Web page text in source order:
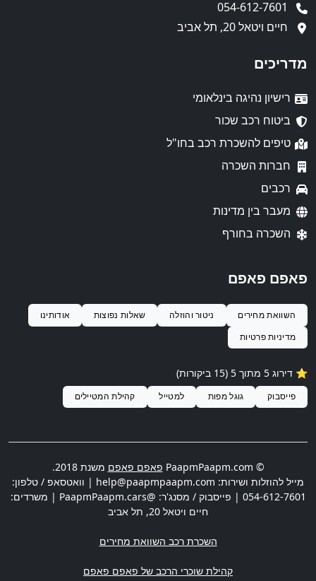
חיים ויטאל 20, תל אביב
מדריכים
רישיון נהיגה בינלאומי
ביטוח רכב שכור
טיפים להשכרת רכב בחו"ל
חברות השכרה
רכבים
מעבר בין מדינות
השכרה בחורף
פאפם פאפם
השוואת מחירים ניטור והוזלה שאלות נפוצות
אודותינו
מדיניות פרטיות
⭐️ דירוג 5 מתוך 5 ( 15 ביקורות)
פייסבוק גוגל מפות למטייל קהילת המטיילים
© PaapmPaapm.com פאפם פאפם משנת 2018.
מייל להוזלות ושירות: help@paapmpaapm.com | וואטסאפ / טלפון:
054-612-7601 | פייסבוק / מסנג'ר: @PaapmPaapm.cars | משרדים:
חיים ויטאל 20
, תל אביב
השכרת רכב השוואת מחירים
קהילת שוכרי הרכב של פאפם פאפם